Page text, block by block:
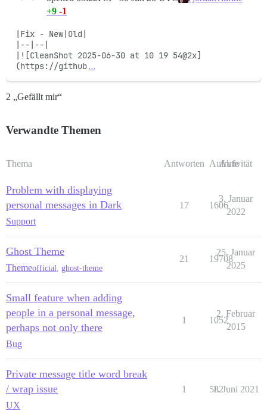
+9 -1
|Fix - New|Old|
|--|--|
|![CleanShot 2025-06-30 at 10 19 54@2x]
(https://github …
2 „Gefällt mir“
Verwandte Themen
Thema Antworten Aufrufe
Aktivität
Problem with displaying
personal messages in Dark
Support
17 1606
3. Januar
2022
Ghost Theme
Themeofficial ghost-theme
21 19708
25. Januar
2025
Small feature when adding
people in a personal message,
perhaps not only there
Bug
1 1052
2. Februar
2015
Private message title word break
/ wrap issue
UX
1 582
1. Juni 2021